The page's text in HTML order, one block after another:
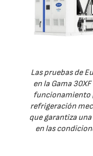
Las pruebas de
en la Gama
funcionamiento
refrigeración
que garantiza
en las